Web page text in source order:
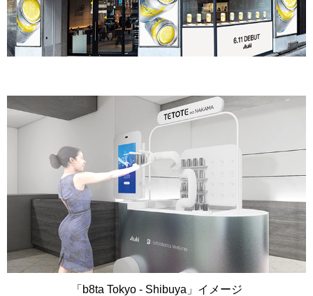
「b8ta Tokyo - Shibuya」イメージ